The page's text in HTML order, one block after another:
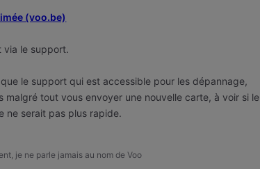
(voo.be)
via le support.
le support qui est accessible pour les dépannage,
malgré tout vous envoyer une nouvelle carte, à voir si le
ne serait pas plus rapide.
je ne parle jamais au nom de Voo